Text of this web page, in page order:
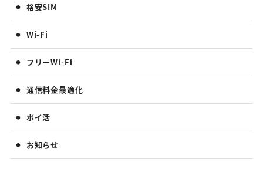
格安SIM
Wi-Fi
フリーWi-Fi
通信料金最適化
ポイ活
お知らせ